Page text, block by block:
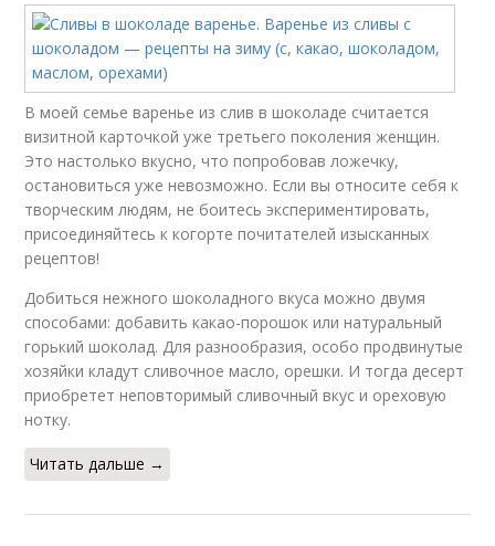
В моей семье варенье из слив в шоколаде считается
визитной карточкой уже третьего поколения женщин.
Это настолько вкусно, что попробовав ложечку,
остановиться уже невозможно. Если вы относите себя к
творческим людям, не боитесь экспериментировать,
присоединяйтесь к когорте почитателей изысканных
рецептов!
Добиться нежного шоколадного вкуса можно двумя
способами: добавить какао-порошок или натуральный
горький шоколад. Для разнообразия, особо продвинутые
хозяйки кладут сливочное масло, орешки. И тогда десерт
приобретет неповторимый сливочный вкус и ореховую
нотку.
Читать дальше →